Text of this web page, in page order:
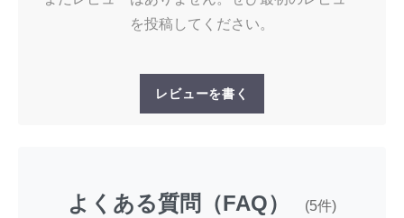
を投稿してください。
レビューを書く
よくある質問（FAQ） (5件)